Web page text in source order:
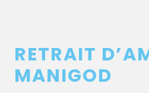
RETRAIT
MANIGOD